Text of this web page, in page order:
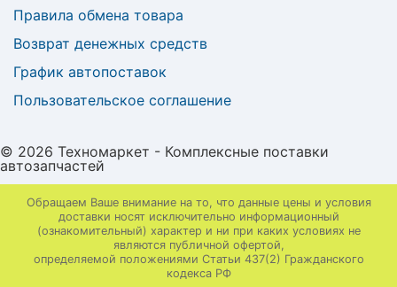
Правила обмена товара
Возврат денежных средств
График автопоставок
Пользовательское соглашение
© 2026 Техномаркет - Комплексные поставки
автозапчастей
Обращаем Ваше внимание на то, что данные цены и условия
доставки носят исключительно информационный
(ознакомительный) характер и ни при каких условиях не
являются публичной офертой,
определяемой положениями Статьи 437(2) Гражданского
кодекса РФ